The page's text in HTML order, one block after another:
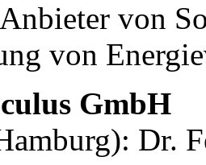
von
von
GmbH
Dr.